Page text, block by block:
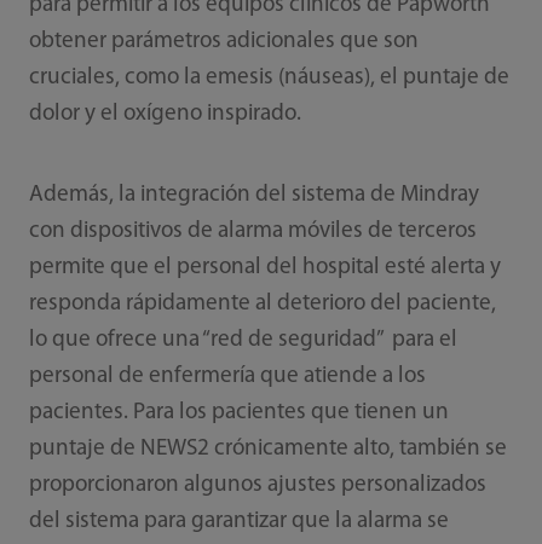
para permitir a los equipos clínicos de Papworth
obtener parámetros adicionales que son
cruciales, como la emesis (náuseas), el puntaje de
dolor y el oxígeno inspirado.
Además, la integración del sistema de Mindray
con dispositivos de alarma móviles de terceros
permite que el personal del hospital esté alerta y
responda rápidamente al deterioro del paciente,
lo que ofrece una “red de seguridad” para el
personal de enfermería que atiende a los
pacientes. Para los pacientes que tienen un
puntaje de NEWS2 crónicamente alto, también se
proporcionaron algunos ajustes personalizados
del sistema para garantizar que la alarma se